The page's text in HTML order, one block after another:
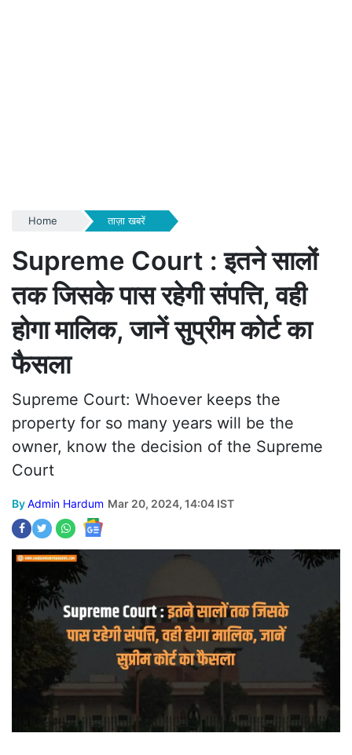
Home ताज़ा खबरें
Supreme Court : इतने सालों
तक जिसके पास रहेगी संपत्ति, वही
होगा मालिक, जानें सुप्रीम कोर्ट का
फैसला
Supreme Court: Whoever keeps the
property for so many years will be the
owner, know the decision of the Supreme
Court
ByAdmin Hardum Mar 20, 2024, 14:04 IST